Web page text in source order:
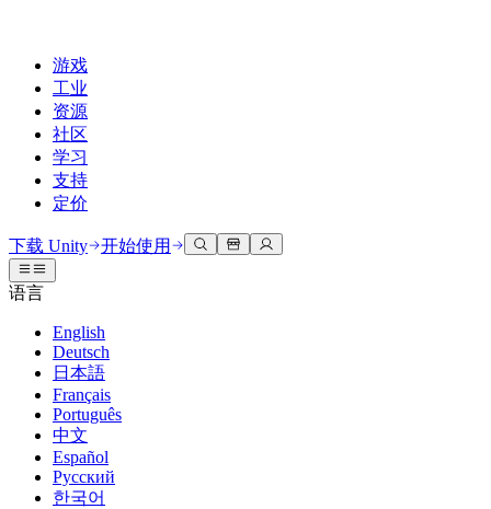
游戏
工业
资源
社区
学习
支持
定价
开发
Unity 引擎
为任何平台构建2D和3D游戏
协作
与团队协作并快速迭代
下载 Unity
计划和定价
部署
使用案例
3D协作
实时构建和审查3D项目
沉浸式培训
在沉浸式环境中培训
客户体验
创建互动3D体验
行业
技术库
文档
官方用户手册和API参考
开发者工具
发布版本和问题跟踪器
路线图
查看即将推出的功能
社区中心
讨论
讨论、解决问题和连接
事件
全球和本地活动
社区故事
Made with Unity
展示Unity创作者
适合每个级别
Unity Learn
免费掌握Unity技能
专业培训
通过Unity培训师提升您的团队
Unity新手
准备开始
开始您的学习
支持选项
获取帮助
帮助您在Unity中取得成功
成功计划
通过专家支持更快实现目标
常见问题解答
常见问题解答
联系我们
下载 Unity 开始使用
语言
English
Deutsch
日本語
Français
Português
中文
Español
Русский
한국어